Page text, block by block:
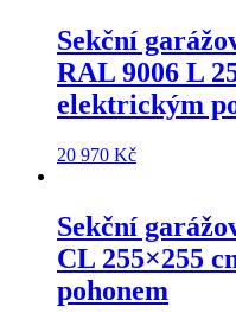
Sekční
RAL 9006 L
elektrickým
20 970 Kč
Sekční
CL 255×255
pohonem